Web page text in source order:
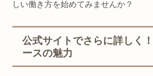
しい働き方を始めてみませんか？
公式サイトでさらに詳しく
ースの魅力